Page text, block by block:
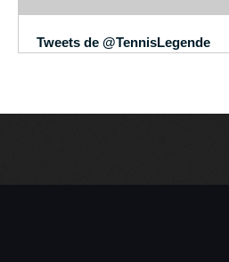
Tweets de @TennisLegende